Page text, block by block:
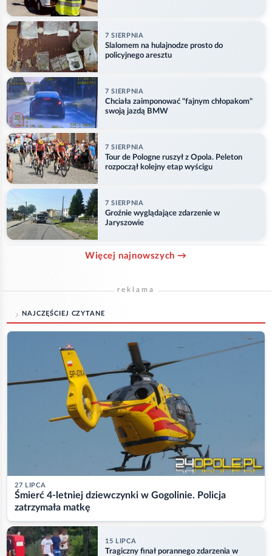
7 SIERPNIA
Slalomem na hulajnodze prosto do
policyjnego aresztu
7 SIERPNIA
Chciała zaimponować "fajnym chłopakom"
swoją jazdą BMW
7 SIERPNIA
Tour de Pologne ruszył z Opola. Peleton
rozpoczął kolejny etap wyścigu
7 SIERPNIA
Groźnie wyglądające zdarzenie w
Jaryszowie
Więcej najnowszych →
reklama
NAJCZĘŚCIEJ CZYTANE
27 LIPCA
Śmierć 4-letniej dziewczynki w Gogolinie. Policja
zatrzymała matkę
15 LIPCA
Tragiczny finał porannego zdarzenia w